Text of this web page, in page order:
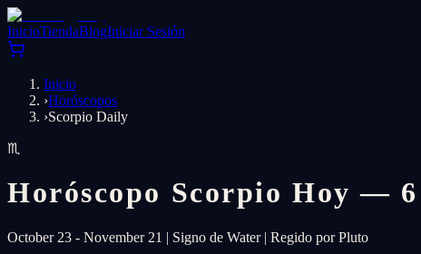
InicioTiendaBlogIniciar Sesión
Inicio
›Horóscopos
›Scorpio Daily
♏
Horóscopo Scorpio Hoy — 6
October 23 - November 21 | Signo de Water | Regido por Pluto